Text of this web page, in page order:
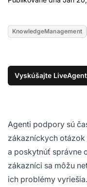
KnowledgeManagement
Vyskúšajte LiveAgent
Agenti podpory sú
zákazníckych otázok
a poskytnúť správne
zákazníci sa môžu
ich problémy